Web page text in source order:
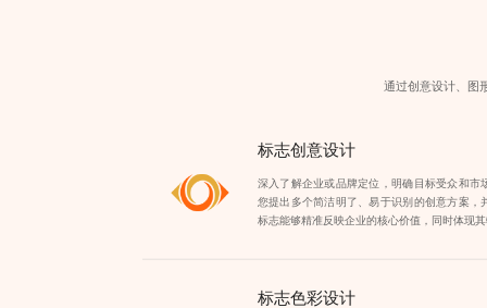
通过创意设计、图
标志创意设计
深入了解企业或品牌定位，明确目标受众和市
您提出多个简洁明了、易于识别的创意方案，
标志能够精准反映企业的核心价值，同时体现
标志色彩设计